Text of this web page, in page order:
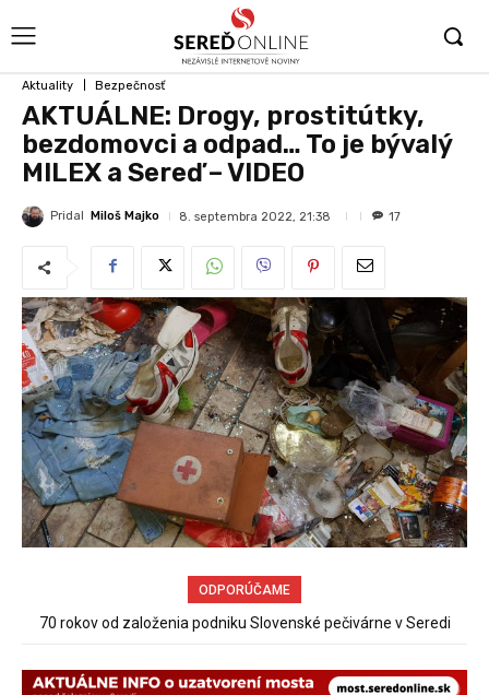
Aktuality Bezpečnosť
AKTUÁLNE: Drogy, prostitútky,
bezdomovci a odpad… To je bývalý
MILEX a Sereď – VIDEO
Pridal Miloš Majko 8. septembra 2022, 21:38 17
ODPORÚČAME
Obchádzka rozpadajúceho sa už uzatvoreného mosta ponad